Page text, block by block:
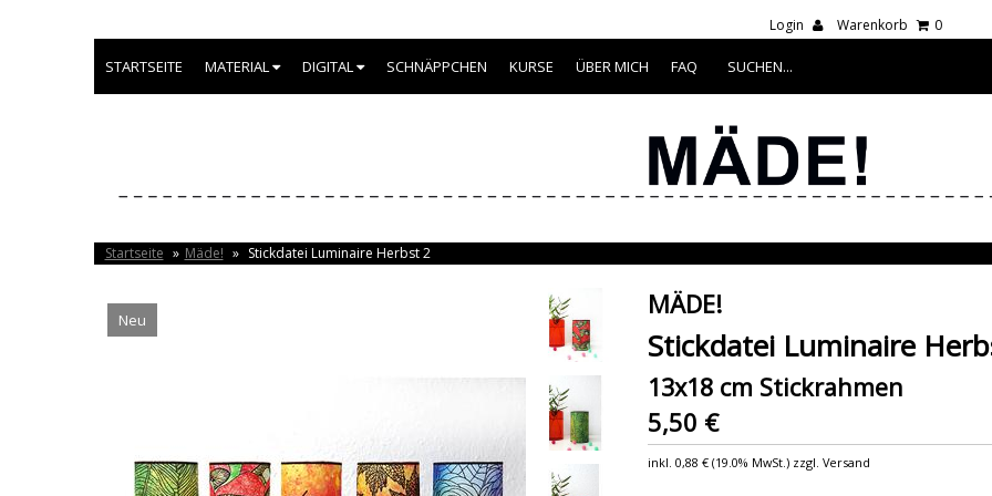
Login Warenkorb 0
STARTSEITE MATERIAL DIGITAL SCHNÄPPCHEN KURSE ÜBER MICH FAQ
Startseite » Mäde! » Stickdatei Luminaire Herbst 2
Neu MÄDE!
Stickdatei Luminaire
13x18 cm Stickrahmen
5,50 €
inkl. 0,88 €(19.0% MwSt.) zzgl. Versand